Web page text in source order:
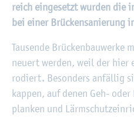
reich ein­ge­setzt wur­den die
bei einer Brü­cken­sa­nie­rung
Tau­sen­de Brü­cken­bau­wer­ke
neu­ert wer­den, weil der
ro­diert. Be­son­ders an­fäl­lig
kap­pen, auf denen Geh-
plan­ken und